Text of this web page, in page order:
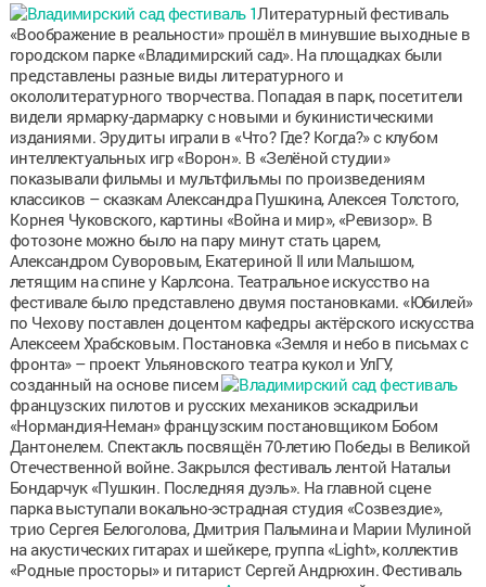
Литературный фестиваль
«Воображение в реальности» прошёл в минувшие выходные в
городском парке «Владимирский сад». На площадках были
представлены разные виды литературного и
окололитературного творчества. Попадая в парк, посетители
видели ярмарку-дармарку с новыми и букинистическими
изданиями. Эрудиты играли в «Что? Где? Когда?» с клубом
интеллектуальных игр «Ворон». В «Зелёной студии»
показывали фильмы и мультфильмы по произведениям
классиков – сказкам Александра Пушкина, Алексея Толстого,
Корнея Чуковского, картины «Война и мир», «Ревизор». В
фотозоне можно было на пару минут стать царем,
Александром Суворовым, Екатериной II или Малышом,
летящим на спине у Карлсона. Театральное искусство на
фестивале было представлено двумя постановками. «Юбилей»
по Чехову поставлен доцентом кафедры актёрского искусства
Алексеем Храбсковым. Постановка «Земля и небо в письмах с
фронта» – проект Ульяновского театра кукол и УлГУ,
созданный на основе писем
французских пилотов и русских механиков эскадрильи
«Нормандия-Неман» французским постановщиком Бобом
Дантонелем. Спектакль посвящён 70-летию Победы в Великой
Отечественной войне. Закрылся фестиваль лентой Натальи
Бондарчук «Пушкин. Последняя дуэль». На главной сцене
парка выступали вокально-эстрадная студия «Созвездие»,
трио Сергея Белоголова, Дмитрия Пальмина и Марии Мулиной
на акустических гитарах и шейкере, группа «Light», коллектив
«Родные просторы» и гитарист Сергей Андрюхин. Фестиваль